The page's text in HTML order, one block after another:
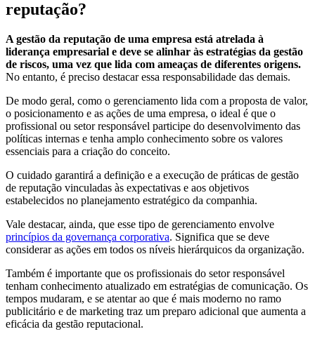
reputação?
A gestão da reputação de uma empresa está atrelada à
liderança empresarial e deve se alinhar às estratégias da gestão
de riscos, uma vez que lida com ameaças de diferentes origens.
No entanto, é preciso destacar essa responsabilidade das demais.
De modo geral, como o gerenciamento lida com a proposta de valor,
o posicionamento e as ações de uma empresa, o ideal é que o
profissional ou setor responsável participe do desenvolvimento das
políticas internas e tenha amplo conhecimento sobre os valores
essenciais para a criação do conceito.
O cuidado garantirá a definição e a execução de práticas de gestão
de reputação vinculadas às expectativas e aos objetivos
estabelecidos no planejamento estratégico da companhia.
Vale destacar, ainda, que esse tipo de gerenciamento envolve
princípios da governança corporativa. Significa que se deve
considerar as ações em todos os níveis hierárquicos da organização.
Também é importante que os profissionais do setor responsável
tenham conhecimento atualizado em estratégias de comunicação. Os
tempos mudaram, e se atentar ao que é mais moderno no ramo
publicitário e de marketing traz um preparo adicional que aumenta a
eficácia da gestão reputacional.